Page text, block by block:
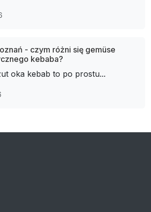
- czym różni się gemüse
kebaba?
oka kebab to po prostu...